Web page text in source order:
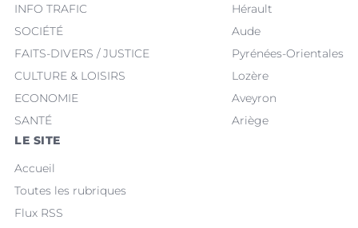
INFO TRAFIC
SOCIÉTÉ
FAITS-DIVERS / JUSTICE
CULTURE & LOISIRS
ECONOMIE
SANTÉ
Hérault
Aude
Pyrénées-Orientales
Lozère
Aveyron
Ariège
LE SITE
Accueil
Toutes les rubriques
Flux RSS